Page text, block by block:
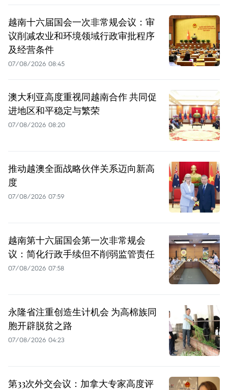
越南十六届国会一次非常规会议：审
议削减农业和环境领域行政审批程序
及经营条件
07/08/2026 08:45
澳大利亚高度重视同越南合作 共同促
进地区和平稳定与繁荣
07/08/2026 08:20
推动越澳全面战略伙伴关系迈向新高
度
07/08/2026 07:59
越南第十六届国会第一次非常规会
议：简化行政手续但不削弱监管责任
07/08/2026 07:58
永隆省注重创造生计机会 为高棉族同
胞开辟脱贫之路
07/08/2026 04:23
第33次外交会议：加拿大专家高度评